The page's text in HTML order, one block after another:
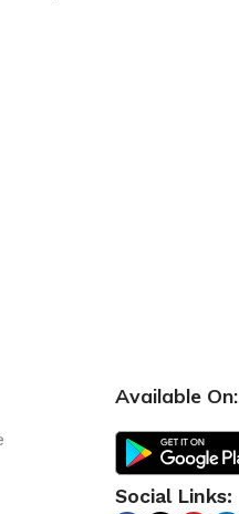
Available On:
Social Links: